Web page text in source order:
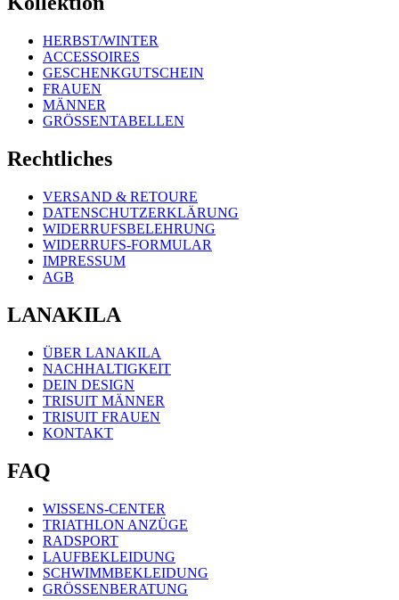
HERBST/WINTER
ACCESSOIRES
GESCHENKGUTSCHEIN
FRAUEN
MÄNNER
GRÖSSENTABELLEN
Rechtliches
VERSAND & RETOURE
DATENSCHUTZERKLÄRUNG
WIDERRUFSBELEHRUNG
WIDERRUFS-FORMULAR
IMPRESSUM
AGB
LANAKILA
ÜBER LANAKILA
NACHHALTIGKEIT
DEIN DESIGN
TRISUIT MÄNNER
TRISUIT FRAUEN
KONTAKT
FAQ
WISSENS-CENTER
TRIATHLON ANZÜGE
RADSPORT
LAUFBEKLEIDUNG
SCHWIMMBEKLEIDUNG
GRÖSSENBERATUNG